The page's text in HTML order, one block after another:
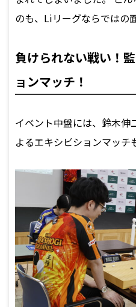
のも、Liリーグならではの
負けられない戦い！
ョンマッチ！
イベント中盤には、鈴木伸
よるエキシビションマッチ